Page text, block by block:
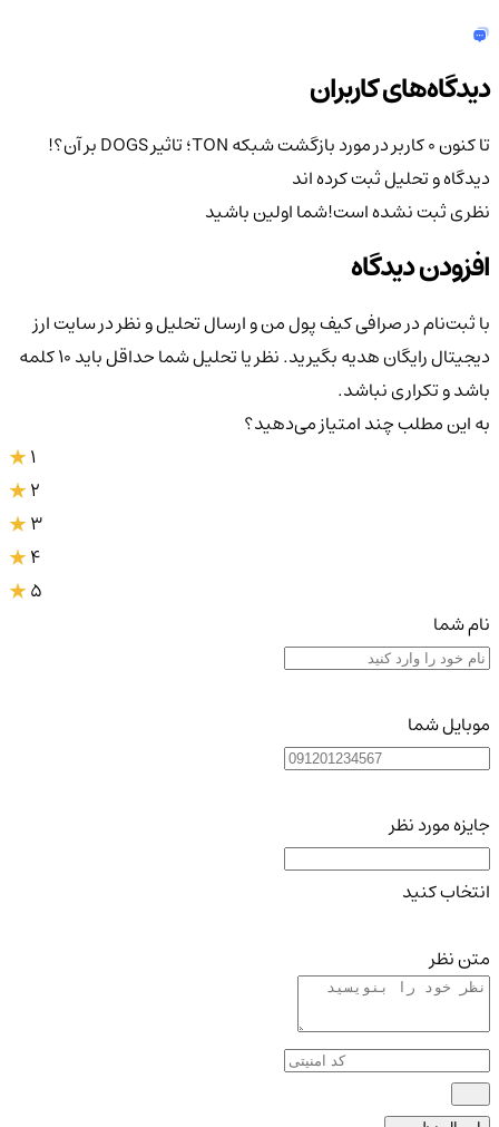
دیدگاه‌های کاربران
تا کنون 0 کاربر در مورد
بازگشت شبکه TON؛ تاثیر DOGS بر آن؟!
دیدگاه و تحلیل ثبت کرده اند
نظری ثبت نشده است!شما اولین باشید
افزودن دیدگاه
با ثبت‌نام در صرافی کیف پول من و ارسال تحلیل و نظر در سایت ارز
دیجیتال رایگان هدیه بگیرید. نظر یا تحلیل شما حداقل باید ۱۰ کلمه
باشد و تکراری نباشد.
به این مطلب چند امتیاز می‌دهید؟
3
4
5
نام شما
موبایل شما
جایزه مورد نظر
انتخاب کنید
متن نظر